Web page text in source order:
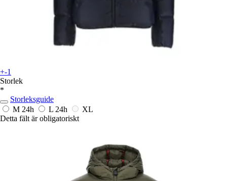
+-1
Storlek
*
Storleksguide
M 24h L 24h
XL
Detta fält är obligatoriskt